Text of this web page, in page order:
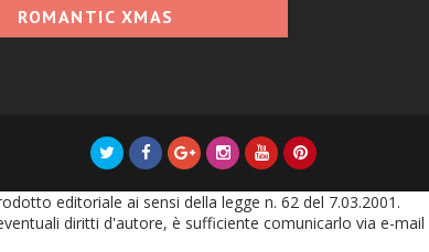
ROMANTIC XMAS
editoriale ai sensi della legge n. 62 del 7.03.2001.
diritti d'autore, è sufficiente comunicarlo via e-mail